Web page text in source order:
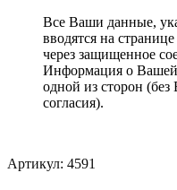
Все Ваши данные,
вводятся на
через защищенное
Информация о Вашей
одной из сторон
согласия).
Артикул: 4591